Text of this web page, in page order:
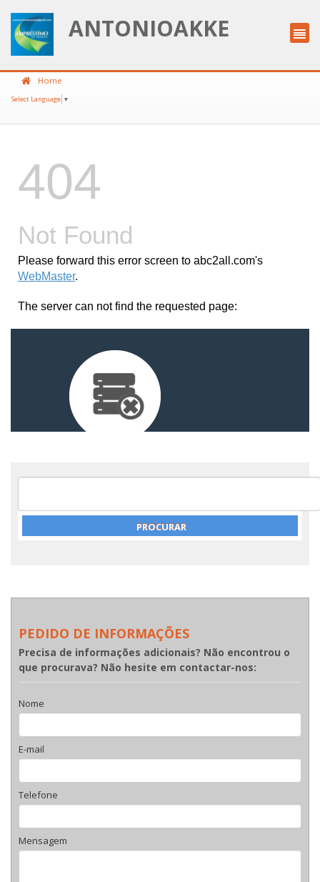
ANTONIOAKKE
Home
Select Language ▼
PEDIDO DE INFORMAÇÕES
Precisa de informações adicionais? Não encontrou o
que procurava? Não hesite em contactar-nos:
Nome
E-mail
Telefone
Mensagem